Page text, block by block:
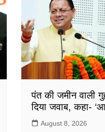
पंत की जमीन वाली
दिया जवाब, कहा-
August 8, 2026